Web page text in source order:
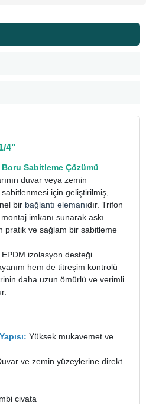
4"
Sabitleme Çözümü
duvar veya zemin
için geliştirilmiş,
bir bağlantı elemanıdır. Trifon
imkanı sunarak askı
pratik ve sağlam bir sabitleme
izolasyon desteği
hem de titreşim kontrolü
daha uzun ömürlü ve verimli
Yüksek mukavemet ve
ve zemin yüzeylerine direkt
civata